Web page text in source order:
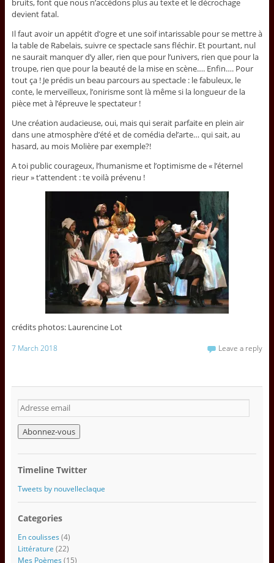
bruits, font que nous n’accédons plus au texte et le décrochage
devient fatal.
Il faut avoir un appétit d’ogre et une soif intarissable pour se mettre à
la table de Rabelais, suivre ce spectacle sans fléchir. Et pourtant, nul
ne saurait manquer d’y aller, rien que pour l’univers, rien que pour la
troupe, rien que pour la beauté de la mise en scène…. Enfin…. Pour
tout ça ! Je prédis un beau parcours au spectacle : le fabuleux, le
conte, le merveilleux, l’onirisme sont là même si la longueur de la
pièce met à l’épreuve le spectateur !
Une création audacieuse, oui, mais qui serait parfaite en plein air
dans une atmosphère d’été et de comédia del’arte… qui sait, au
hasard, au mois Molière par exemple?!
A toi public courageux, l’humanisme et l’optimisme de « l’éternel
rieur » t’attendent : te voilà prévenu !
crédits photos: Laurencine Lot
7 March 2018 Leave a reply
A
d
r
e
s
e
e
i
l
Timeline Twitter
Tweets by nouvelleclaque
Categories
En coulisses (4)
Littérature (22)
Mes Poèmes (15)